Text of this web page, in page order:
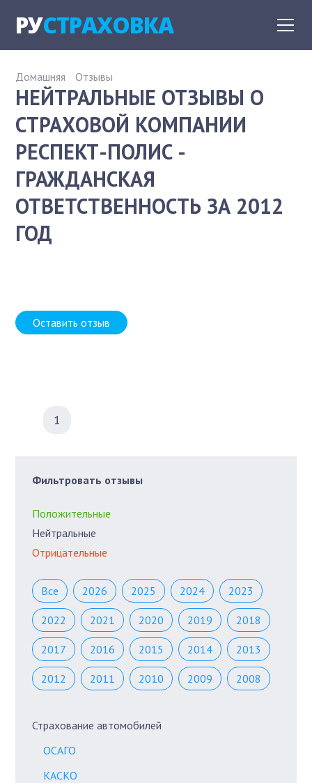
РУСТРАХОВКА
Домашняя Отзывы
НЕЙТРАЛЬНЫЕ ОТЗЫВЫ О
СТРАХОВОЙ КОМПАНИИ
РЕСПЕКТ-ПОЛИС -
ГРАЖДАНСКАЯ
ОТВЕТСТВЕННОСТЬ ЗА 2012
ГОД
Оставить отзыв
1
Фильтровать отзывы
Положительные
Нейтральные
Отрицательные
Все 2026 2025 2024 2023
2022 2021 2020 2019 2018
2017 2016 2015 2014 2013
2012 2011 2010 2009 2008
Страхование автомобилей
ОСАГО
КАСКО